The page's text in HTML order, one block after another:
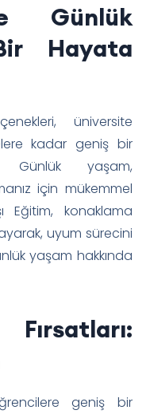
Günlük
Hayata
üniversite
kadar geniş bir
Günlük yaşam,
için mükemmel
Eğitim, konaklama
uyum sürecini
yaşam hakkında
geniş bir